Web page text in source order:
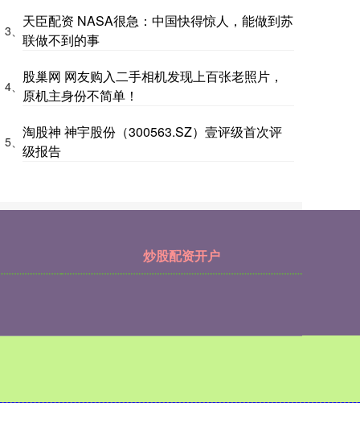
3、
天臣配资 NASA很急：中国快得惊人，能做到苏
联做不到的事
4、
股巢网 网友购入二手相机发现上百张老照片，
原机主身份不简单！
5、
淘股神 神宇股份（300563.SZ）壹评级首次评
级报告
炒股配资开户